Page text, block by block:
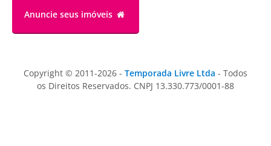
Anuncie seus imóveis
Copyright © 2011-2026 - Temporada Livre Ltda - Todos
os Direitos Reservados. CNPJ 13.330.773/0001-88